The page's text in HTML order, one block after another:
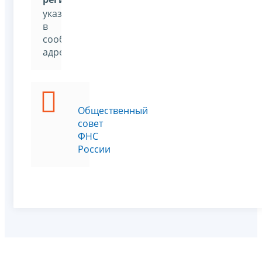
указав
в
сообщении
адресата
Общественный
совет
ФНС
России